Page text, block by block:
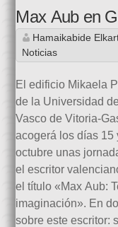
Max Aub en
Hamaikabide
Noticias
El edificio Mikaela
de la Universidad
Vasco de Vitoria-
acogerá los días 15
octubre unas
el escritor
el título «Max Aub:
imaginación». En
sobre este escritor: